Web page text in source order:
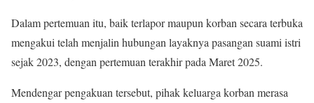
Dalam pertemuan itu, baik terlapor maupun korban secara terbuka
mengakui telah menjalin hubungan layaknya pasangan suami istri
sejak 2023, dengan pertemuan terakhir pada Maret 2025.
Mendengar pengakuan tersebut, pihak keluarga korban merasa